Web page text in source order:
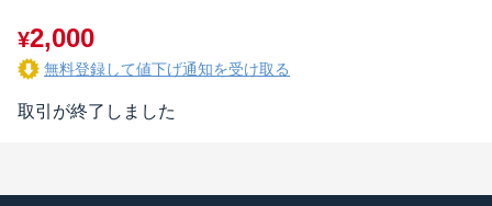
¥2,000
無料登録して値下げ通知を受け取る
取引が終了しました